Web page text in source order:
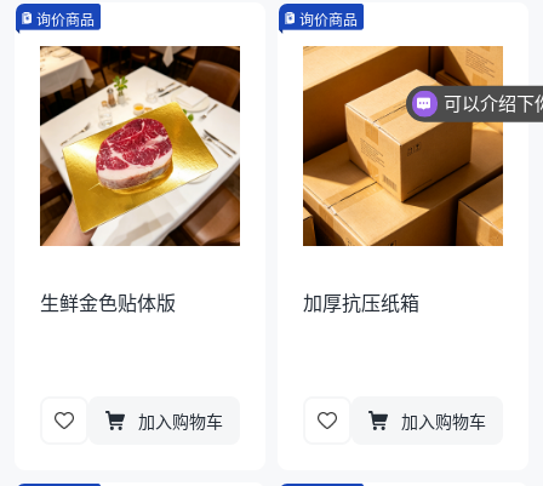
询价商品
生鲜金色贴体版
加入购物车
询价商品
加厚抗压纸箱
加入购物车